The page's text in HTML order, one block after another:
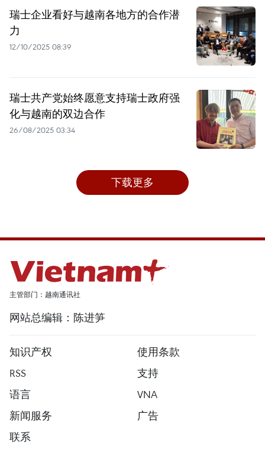
瑞士企业看好与越南各地方的合作潜
力
12/10/2025 08:39
瑞士共产党始终愿意支持瑞士政府强
化与越南的双边合作
26/08/2025 03:34
下载更多
主管部门：越南通讯社
网站总编辑：陈进笋
知识产权
使用条款
RSS
支持
语言
VNA
新闻服务
广告
联系